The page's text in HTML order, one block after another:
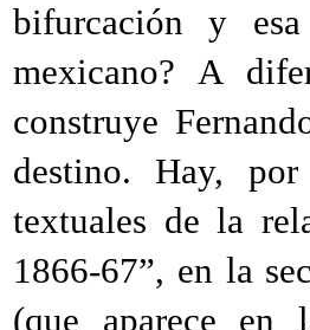
bifurcación y
mexicano? A
construye
destino. Hay, por
textuales de la
1866-67”, en la
(que aparece en